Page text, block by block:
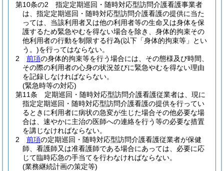
第10条の2
指定定期巡回・随時対応型訪問介護看護事業者
は、指定定期巡回・随時対応型訪問介護看護の提供に当た
っては、当該利用者又は他の利用者等の生命又は身体を保
護するため緊急やむを得ない場合を除き、身体的拘束その
他利用者の行動を制限する行為(以下「身体的拘束等」とい
う。)を行ってはならない。
2
前項の身体的拘束等を行う場合には、その態様及び時間、
その際の利用者の心身の状況並びに緊急やむを得ない理由
を記録しなければならない。
(緊急時等の対応)
第11条
定期巡回・随時対応型訪問介護看護従業者は、現に
指定定期巡回・随時対応型訪問介護看護の提供を行ってい
るときに利用者に病状の急変が生じた場合その他必要な場
合は、速やかに主治の医師への連絡を行う等の必要な措置
を講じなければならない。
2
前項の定期巡回・随時対応型訪問介護看護従業者が保健
師、看護師又は准看護師である場合にあっては、必要に応
じて臨時応急の手当てを行わなければならない。
(業務継続計画の策定等)